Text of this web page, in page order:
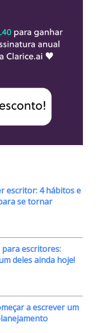
escritor: 4 hábitos e
se tornar
para escritores:
deles ainda hoje!
a escrever um